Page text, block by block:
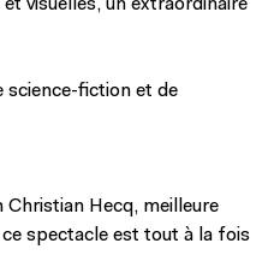
visuelles, un extraordinaire
science-fiction et de
Hecq, meilleure
spectacle est tout à la fois